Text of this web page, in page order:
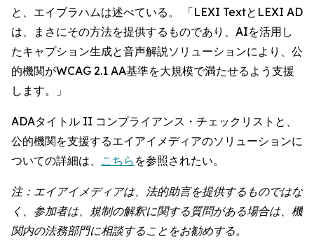
と、エイブラハムは述べている。 「LEXI TextとLEXI AD
は、まさにその方法を提供するものであり、AIを活用し
たキャプション生成と音声解説ソリューションにより、公
的機関がWCAG 2.1 AA基準を大規模で満たせるよう支援
します。」
ADAタイトル II コンプライアンス・チェックリストと、
公的機関を支援するエイアイメディアのソリューションに
ついての詳細は、 こちら を参照されたい。
注：エイアイメディアは、法的助言を提供するものではな
く、参加者は、規制の解釈に関する質問がある場合は、機
関内の法務部門に相談することをお勧めする。